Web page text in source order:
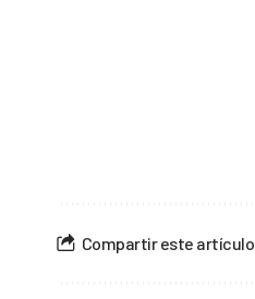
Compartir este artículo